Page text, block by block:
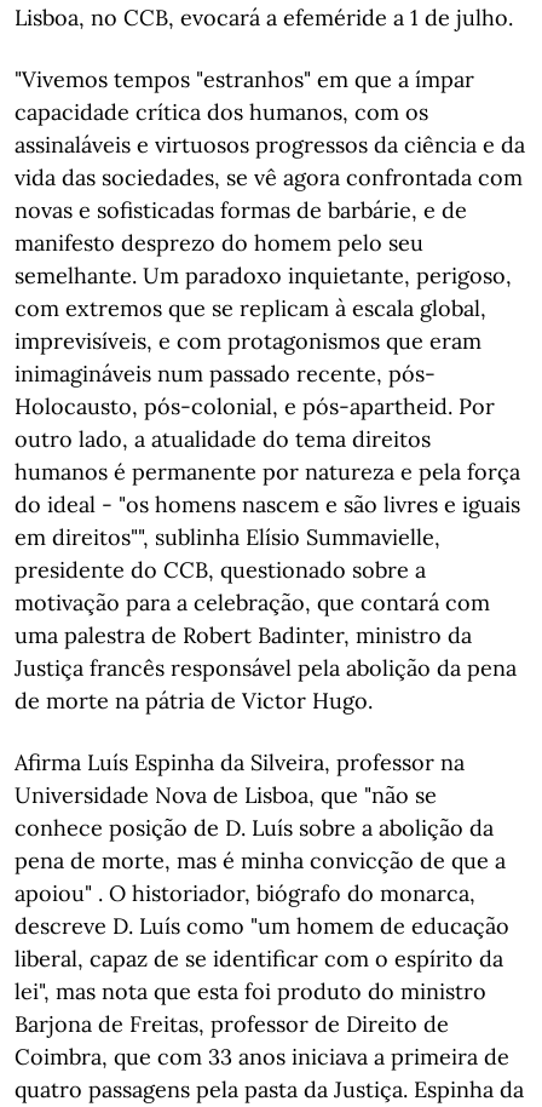
Lisboa, no CCB, evocará a efeméride a 1 de julho.
"Vivemos tempos "estranhos" em que a ímpar
capacidade crítica dos humanos, com os
assinaláveis e virtuosos progressos da ciência e da
vida das sociedades, se vê agora confrontada com
novas e sofisticadas formas de barbárie, e de
manifesto desprezo do homem pelo seu
semelhante. Um paradoxo inquietante, perigoso,
com extremos que se replicam à escala global,
imprevisíveis, e com protagonismos que eram
inimagináveis num passado recente, pós-
Holocausto, pós-colonial, e pós-apartheid. Por
outro lado, a atualidade do tema direitos
humanos é permanente por natureza e pela força
do ideal - "os homens nascem e são livres e iguais
em direitos"", sublinha Elísio Summavielle,
presidente do CCB, questionado sobre a
motivação para a celebração, que contará com
uma palestra de Robert Badinter, ministro da
Justiça francês responsável pela abolição da pena
de morte na pátria de Victor Hugo.
Afirma Luís Espinha da Silveira, professor na
Universidade Nova de Lisboa, que "não se
conhece posição de D. Luís sobre a abolição da
pena de morte, mas é minha convicção de que a
apoiou" . O historiador, biógrafo do monarca,
descreve D. Luís como "um homem de educação
liberal, capaz de se identificar com o espírito da
lei", mas nota que esta foi produto do ministro
Barjona de Freitas, professor de Direito de
Coimbra, que com 33 anos iniciava a primeira de
quatro passagens pela pasta da Justiça. Espinha da